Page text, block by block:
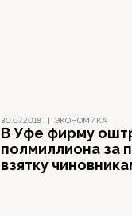
30.07.2018 | ЭКОНОМИКА
В Уфе фирму
полмиллиона за
взятку